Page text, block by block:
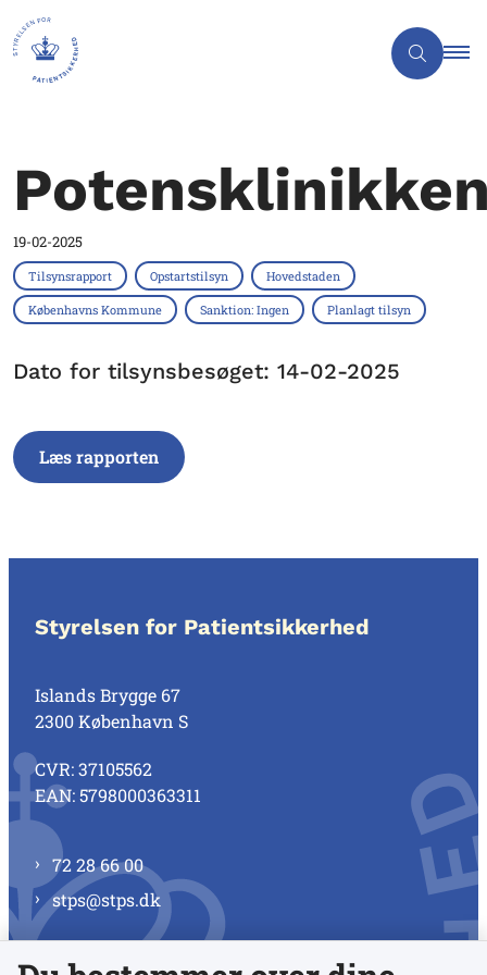
19-02-2025
Tilsynsrapport Opstartstilsyn Hovedstaden
Københavns Kommune Sanktion: Ingen Planlagt tilsyn
Dato for tilsynsbesøget: 14-02-2025
Læs rapporten
Styrelsen for Patientsikkerhed
Islands Brygge 67
2300 København S
CVR: 37105562
EAN: 5798000363311
72 28 66 00
stps@stps.dk